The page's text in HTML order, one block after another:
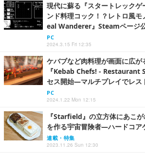
現代に蘇る『スタートレックゲ
ンド料理コック！？レトロ風
eal Wanderer』Steamページ
PC
2024.3.15 Fri 12:35
ケバブなど肉料理が画面に広が
『Kebab Chefs! - Restaurant
セス開始―マルチプレイでレス
PC
2024.1.22 Mon 12:15
『Starfield』の立方体にあこ
を作る宇宙冒険者―ハードコア
連載・特集
2023.11.26 Sun 12:30